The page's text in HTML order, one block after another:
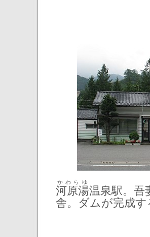
河原湯
かわらゆ
温泉駅。吾
舎。ダムが完成